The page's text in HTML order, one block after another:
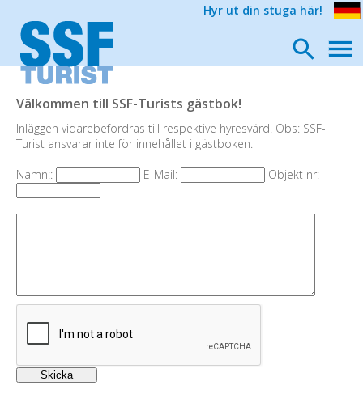
Hyr ut din stuga här!
Välkommen till SSF-Turists gästbok!
Inläggen vidarebefordras till respektive hyresvärd. Obs: SSF-
Turist ansvarar inte för innehållet i gästboken.
Namn::
E-Mail: Objekt nr: